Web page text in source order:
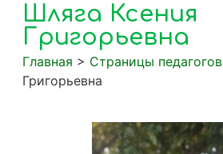
Шляга Ксения
Григорьевна
Главная > Страницы педагогов
Григорьевна